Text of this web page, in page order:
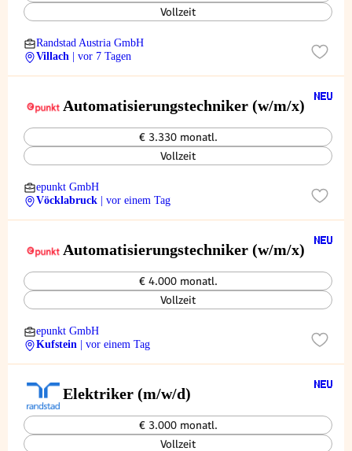
Vollzeit
Randstad Austria GmbH
Villach
| vor 7 Tagen
Automatisierungstechniker (w/m/x)
€ 3.330 monatl.
Vollzeit
epunkt GmbH
Vöcklabruck
| vor einem Tag
Automatisierungstechniker (w/m/x)
€ 4.000 monatl.
Vollzeit
epunkt GmbH
Kufstein
| vor einem Tag
Elektriker (m/w/d)
€ 3.000 monatl.
Vollzeit